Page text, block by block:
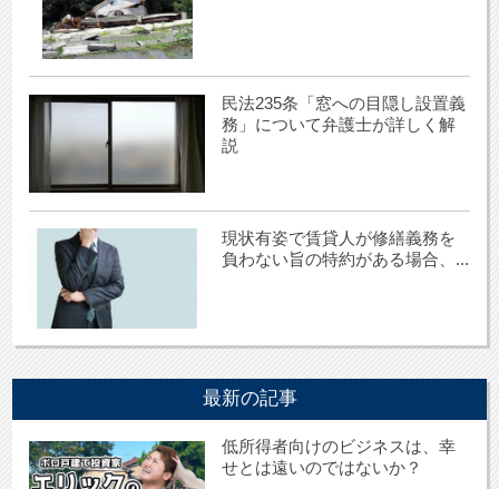
民法235条「窓への目隠し設置義
務」について弁護士が詳しく解
説
現状有姿で賃貸人が修繕義務を
負わない旨の特約がある場合、...
最新の記事
低所得者向けのビジネスは、幸
せとは遠いのではないか？